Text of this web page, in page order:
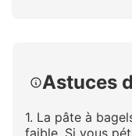
Astuces
1. La pâte à
faible. Si vous